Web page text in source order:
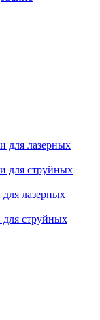
для лазерных
для струйных
лазерных
струйных